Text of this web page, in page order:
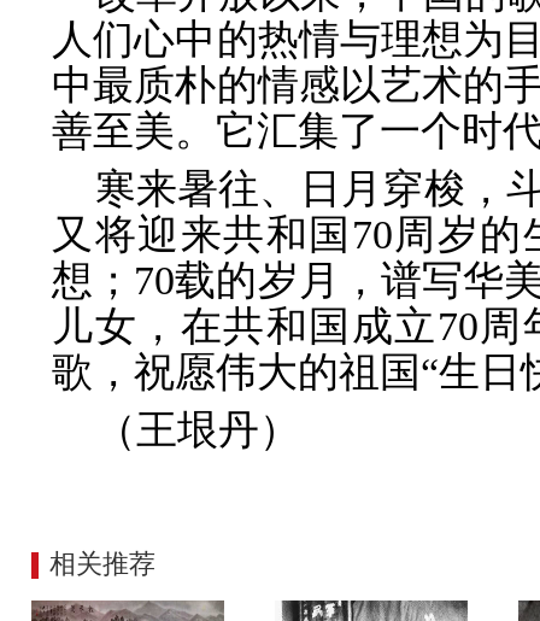
人们心中的热情与理想为
中最质朴的情感以艺术的
善至美。它汇集了一个时
寒来暑往、日月穿梭，
又将迎来共和 国70周岁
想；70载的岁月，谱写华
儿女，在共和国成立70
歌，祝愿伟大的祖国“生日
（王垠丹）
相关推荐